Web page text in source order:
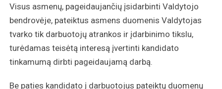
Visus asmenų, pageidaujančių įsidarbinti Valdytojo
bendrovėje, pateiktus asmens duomenis Valdytojas
tvarko tik darbuotojų atrankos ir įdarbinimo tikslu,
turėdamas teisėtą interesą įvertinti kandidato
tinkamumą dirbti pageidaujamą darbą.
Be paties kandidato į darbuotojus pateiktų duomenų